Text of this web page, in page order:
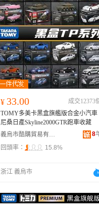
¥ 33.00
成交12373
TOMY多美卡黑盒旗艦版合金小汽車
尼桑日產Skyline2000GTR跑車收藏
義烏市酷購貿易有限公司
8
回頭率：
15.8%
浙江 義烏市